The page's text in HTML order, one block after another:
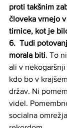
proti takšnim
človeka vrnejo
tirnice, kot je
6. Tudi
morala biti. To
ali v
kdo bo v
držav. Ni
videl.
socialna